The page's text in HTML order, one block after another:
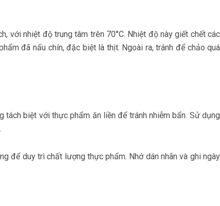
với nhiệt độ trung tâm trên 70°C. Nhiệt độ này giết chết các
đã nấu chín, đặc biệt là thịt. Ngoài ra, tránh để chảo quá
biệt với thực phẩm ăn liền để tránh nhiễm bẩn. Sử dụng
để duy trì chất lượng thực phẩm. Nhớ dán nhãn và ghi ngày